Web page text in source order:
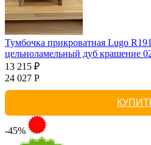
Тумбочка прикроватная Lugo
цельноламельный дуб крашение
13 215 ₽
24 027 Р
-45%